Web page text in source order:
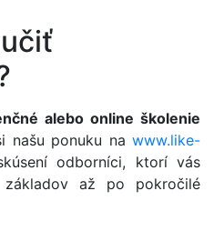
alebo online školenie
našu ponuku na www.like-
odborníci, ktorí vás
až po pokročilé